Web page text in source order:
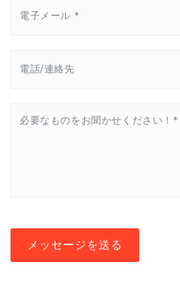
メッセージを送る